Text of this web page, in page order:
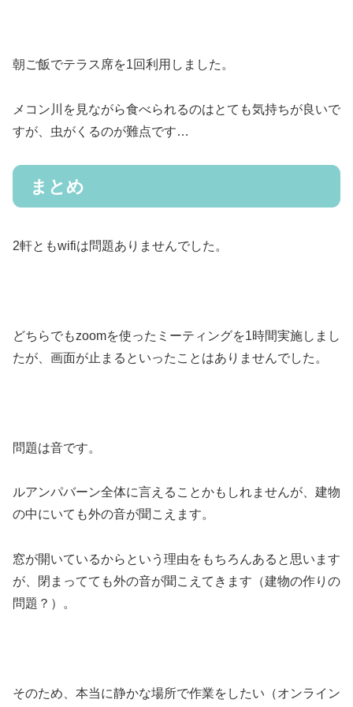
朝ご飯でテラス席を1回利用しました。
メコン川を見ながら食べられるのはとても気持ちが良いで
すが、虫がくるのが難点です…
まとめ
2軒ともwifiは問題ありませんでした。
どちらでもzoomを使ったミーティングを1時間実施しまし
たが、画面が止まるといったことはありませんでした。
問題は音です。
ルアンパバーン全体に言えることかもしれませんが、建物
の中にいても外の音が聞こえます。
窓が開いているからという理由をもちろんあると思います
が、閉まってても外の音が聞こえてきます（建物の作りの
問題？）。
そのため、本当に静かな場所で作業をしたい（オンライン